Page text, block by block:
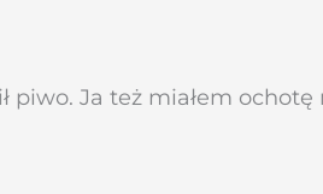
Ja też miałem